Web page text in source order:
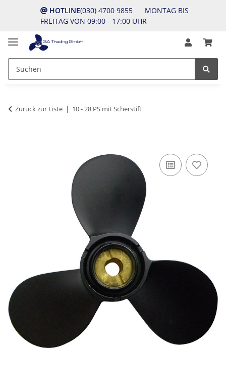
HOTLINE(030) 4700 9855 MONTAG BIS
FREITAG VON 09:00 - 17:00 UHR
Zurück zur Liste 10 - 28 PS mit Scherstift